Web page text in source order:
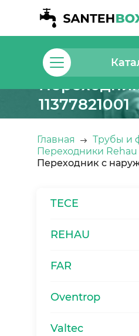
11377821001
Главная Трубы и
Переходники
Переходник с
TECE
REHAU
FAR
Oventrop
Valtec